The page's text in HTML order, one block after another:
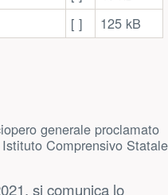
[ ] 125 kB
si comunica lo